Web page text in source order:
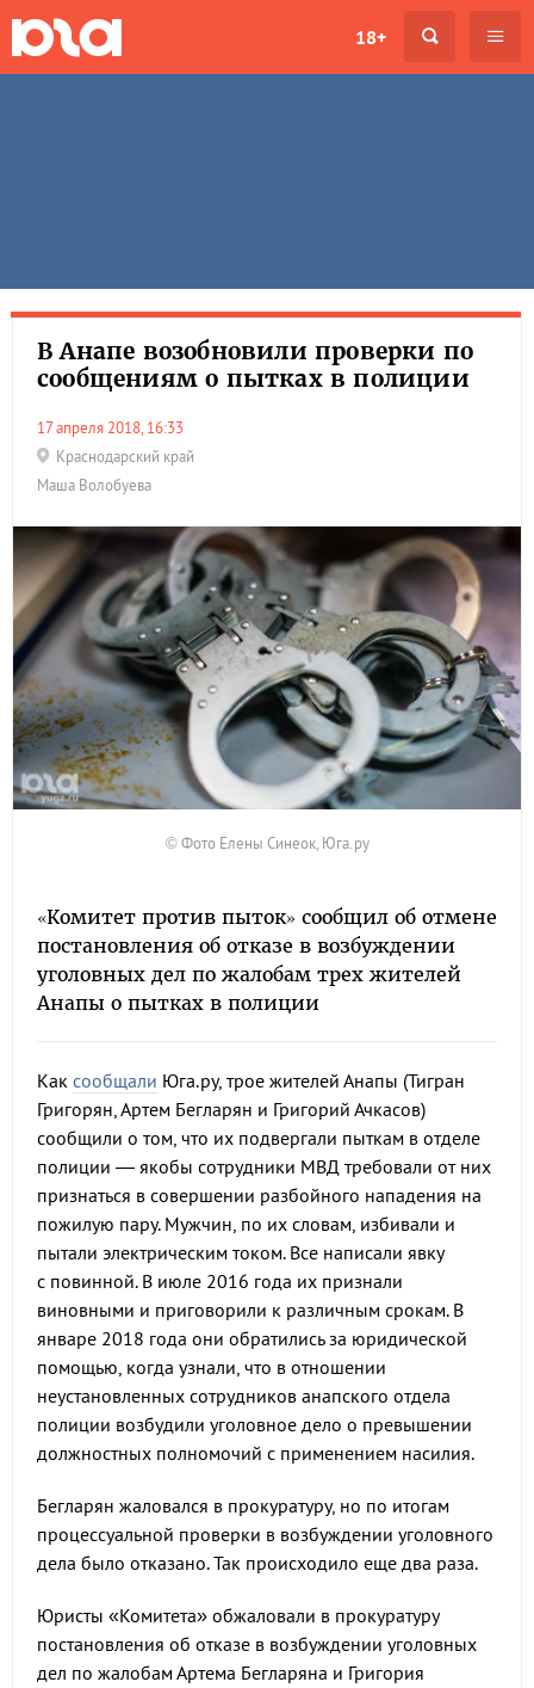
18+
В Анапе возобновили проверки по
сообщениям о пытках в полиции
17 апреля 2018, 16:33
Краснодарский край
Маша Волобуева
© Фото Елены Синеок, Юга.ру
«Комитет против пыток» сообщил об отмене
постановления об отказе в возбуждении
уголовных дел по жалобам трех жителей
Анапы о пытках в полиции
Как сообщали Юга.ру, трое жителей Анапы (Тигран
Григорян, Артем Бегларян и Григорий Ачкасов)
сообщили о том, что их подвергали пыткам в отделе
полиции — якобы сотрудники МВД требовали от них
признаться в совершении разбойного нападения на
пожилую пару. Мужчин, по их словам, избивали и
пытали электрическим током. Все написали явку
с повинной. В июле 2016 года их признали
виновными и приговорили к различным срокам. В
январе 2018 года они обратились за юридической
помощью, когда узнали, что в отношении
неустановленных сотрудников анапского отдела
полиции возбудили уголовное дело о превышении
должностных полномочий с применением насилия.
Бегларян жаловался в прокуратуру, но по итогам
процессуальной проверки в возбуждении уголовного
дела было отказано. Так происходило еще два раза.
Юристы «Комитета» обжаловали в прокуратуру
постановления об отказе в возбуждении уголовных
дел по жалобам Артема Бегларяна и Григория